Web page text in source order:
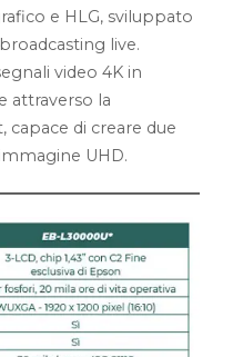
e HLG, sviluppato
live.
video 4K in
attraverso la
di creare due
UHD.